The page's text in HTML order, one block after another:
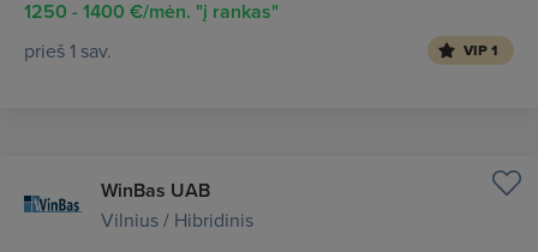
1250 - 1400 €/mėn. "į rankas"
prieš 1 sav. VIP 1
WinBas UAB
Vilnius / Hibridinis